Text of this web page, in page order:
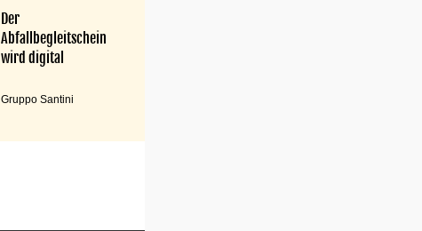
Der
Abfallbegleitschein
wird digital
Gruppo Santini